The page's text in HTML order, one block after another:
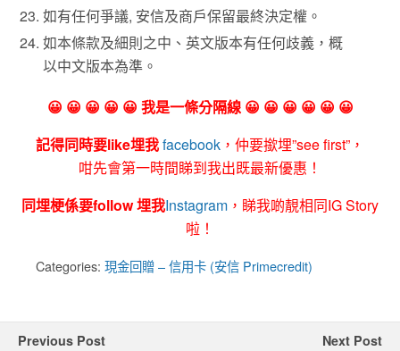
如有任何爭議, 安信及商戶保留最終決定權。
如本條款及細則之中、英文版本有任何歧義，概
以中文版本為準。
😀 😀 😀 😀 😀 我是一條分隔線 😀 😀 😀 😀 😀 😀
記得同時要like埋我facebook ，仲要撳埋”see first”，
咁先會第一時間睇到我出既最新優惠！
同埋梗係要follow 埋我Instagram ，睇我啲靚相同IG Story
啦！
Categories: 現金回贈 – 信用卡 (安信 Primecredit)
Previous Post Next Post